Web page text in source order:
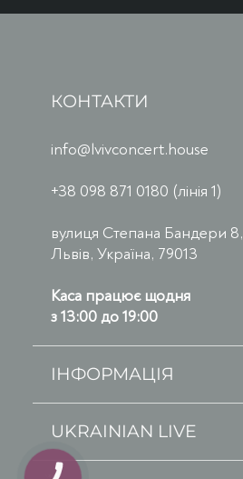
КОНТАКТИ
info@lvivconcert.house
+38 098 871 0180 (лінія 1)
вулиця Степана Бандери 8,
Львів, Україна, 79013
Каса працює щодня
з 13:00 до 19:00
ІНФОРМАЦІЯ
UKRAINIAN LIVE
КНОПКА